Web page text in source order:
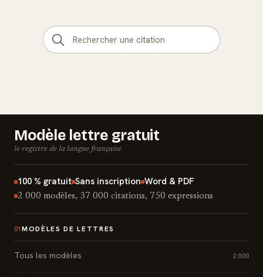
Modèle lettre gratuit
le registre de la langue française
100 % gratuit Sans inscription Word & PDF
2 000 modèles, 37 000 citations, 750 expressions
01 MODÈLES DE LETTRES
Tous les modèles 2 000